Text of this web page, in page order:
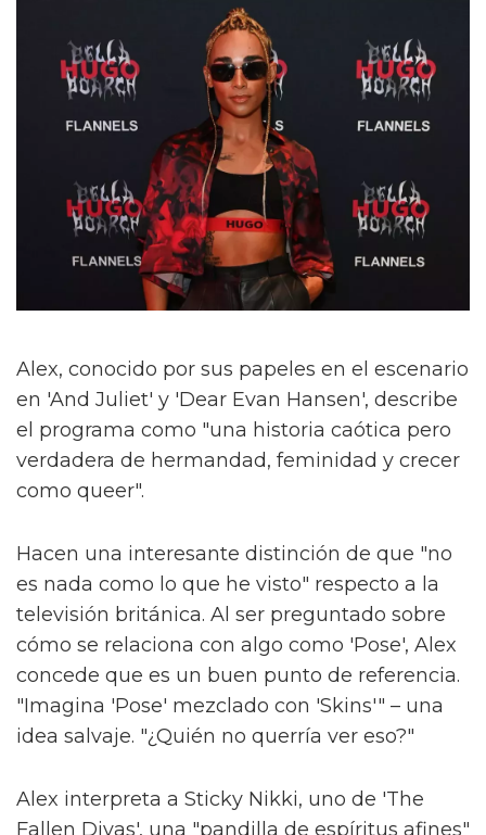
Alex, conocido por sus papeles en el escenario
en 'And Juliet' y 'Dear Evan Hansen', describe
el programa como "una historia caótica pero
verdadera de hermandad, feminidad y crecer
como queer".
Hacen una interesante distinción de que "no
es nada como lo que he visto" respecto a la
televisión británica. Al ser preguntado sobre
cómo se relaciona con algo como 'Pose', Alex
concede que es un buen punto de referencia.
"Imagina 'Pose' mezclado con 'Skins'" – una
idea salvaje. "¿Quién no querría ver eso?"
Alex interpreta a Sticky Nikki, uno de 'The
Fallen Divas', una "pandilla de espíritus afines"